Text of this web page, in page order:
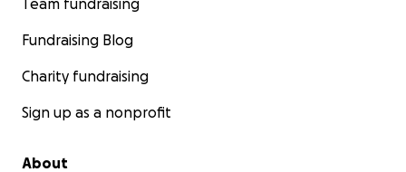
Team fundraising
Fundraising Blog
Charity fundraising
Sign up as a nonprofit
About